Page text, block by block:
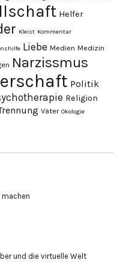
Helfer
Kleist Kommentar
Liebe Medien Medizin
Narzissmus
Politik
Religion
Väter Ökologie
machen
und die virtuelle Welt